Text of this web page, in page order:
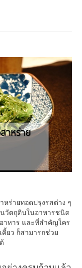
หร่ายทอดปรุงรสต่าง ๆ
นวัตถุดิบในอาหารชนิด
าหาร และที่สำคัญใคร
ยว ก็สามารถช่วย